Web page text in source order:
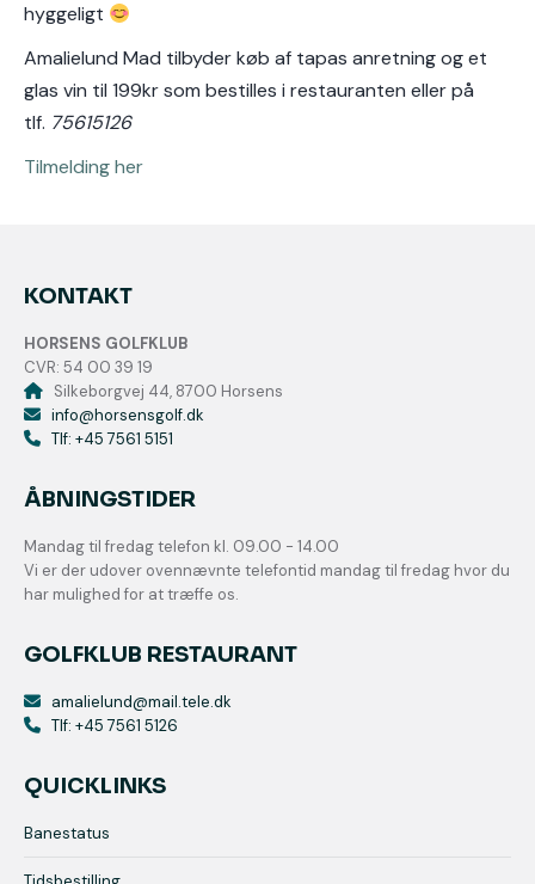
hyggeligt
Amalielund Mad tilbyder køb af tapas anretning og et
glas vin til 199kr som bestilles i restauranten eller på
tlf. 75615126
Tilmelding her
KONTAKT
HORSENS GOLFKLUB
CVR: 54 00 39 19
Silkeborgvej 44, 8700 Horsens
info@horsensgolf.dk
Tlf: +45 7561 5151
ÅBNINGSTIDER
Mandag til fredag telefon kl. 09.00 - 14.00
Vi er der udover ovennævnte telefontid mandag til fredag hvor du
har mulighed for at træffe os.
GOLFKLUB RESTAURANT
amalielund@mail.tele.dk
Tlf: +45 7561 5126
QUICKLINKS
Banestatus